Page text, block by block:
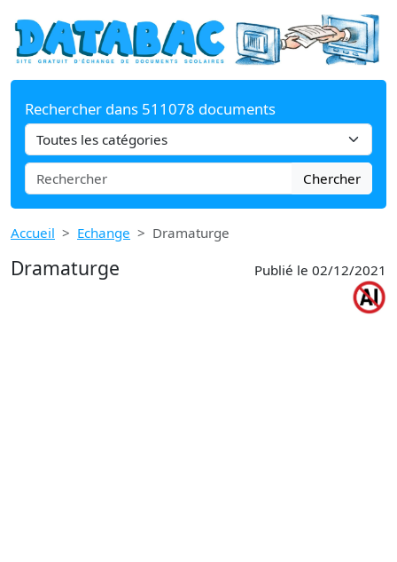
Rechercher dans 511078 documents
Chercher
Accueil Echange Dramaturge
Dramaturge Publié le 02/12/2021